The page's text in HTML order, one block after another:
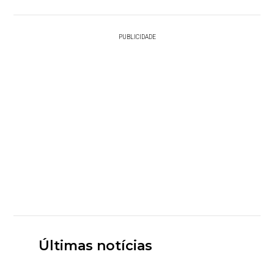
PUBLICIDADE
Últimas notícias